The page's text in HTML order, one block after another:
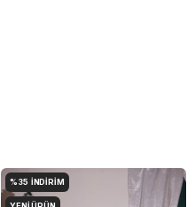
%35 İNDIRIM